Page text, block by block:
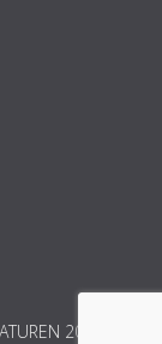
2026.